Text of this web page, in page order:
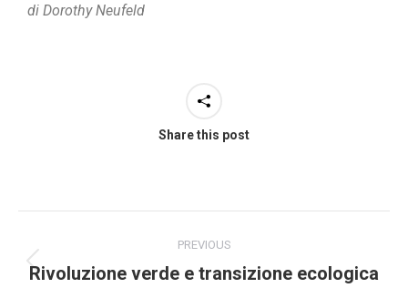
di Dorothy Neufeld
Share this post
PREVIOUS
Rivoluzione verde e transizione ecologica